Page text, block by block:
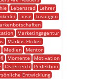
Lebensrad
Lehrer
Linse
Lösungen
Marketingagentur
Markus Flicker
Medien
Mentor
Momente
Motivation
Österreich
Perfektion
Entwicklung